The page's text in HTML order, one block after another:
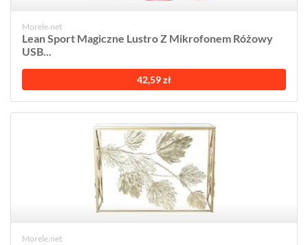
Morele.net
Lean Sport Magiczne Lustro Z Mikrofonem Różowy
USB...
42,59 zł
Morele.net